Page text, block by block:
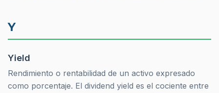
Y
Yield
Rendimiento o rentabilidad de un activo expresado
como porcentaje. El dividend yield es el cociente entre